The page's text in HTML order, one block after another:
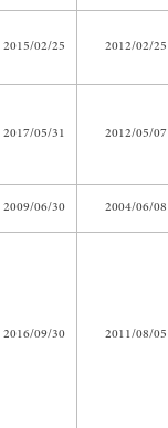
2012/02/25
2015/02/25
2012/05/07
2017/05/31
2004/06/08
2009/06/30
2011/08/05
2016/09/30